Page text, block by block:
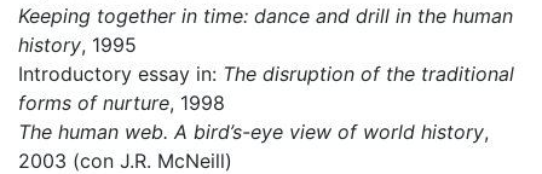
Keeping together in time: dance and drill in the human
history, 1995
Introductory essay in: The disruption of the traditional
forms of nurture, 1998
The human web. A bird’s-eye view of world history,
2003 (con J.R. McNeill)